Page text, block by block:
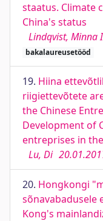
staatus. Climate
China's status
Lindqvist, Minna
bakalaureusetööd
19. Hiina
riigiettevõtete
the Chinese
Development of
entreprises in
Lu, Di
20. Hongkongi
sõnavabadusele
Kong's